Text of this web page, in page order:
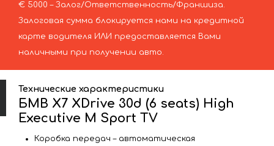
€ 5000 – Залог/Ответственность/Франшиза.
Залоговая сумма блокируется нами на кредитной
карте водителя ИЛИ предоставляется Вами
наличными при получении авто.
Технические характеристики
БМВ X7 XDrive 30d (6 seats) High
Executive M Sport TV
Коробка передач – автоматическая